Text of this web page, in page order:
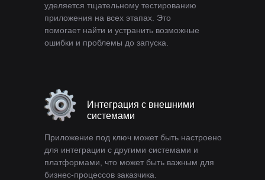
Интеграция с внешними
системами
Приложение под ключ может быть настроено
для интеграции с другими системами и
платформами, что может быть важным для
бизнес-процессов заказчика.
уделяется тщательному тестированию
приложения на всех этапах. Это
помогает найти и устранить возможные
ошибки и проблемы до запуска.